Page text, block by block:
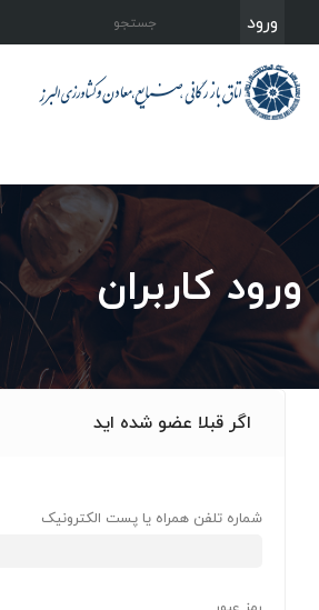
ورود
ورود کاربران
اگر قبلا عضو شده اید
شماره تلفن همراه یا پست الکترونیک